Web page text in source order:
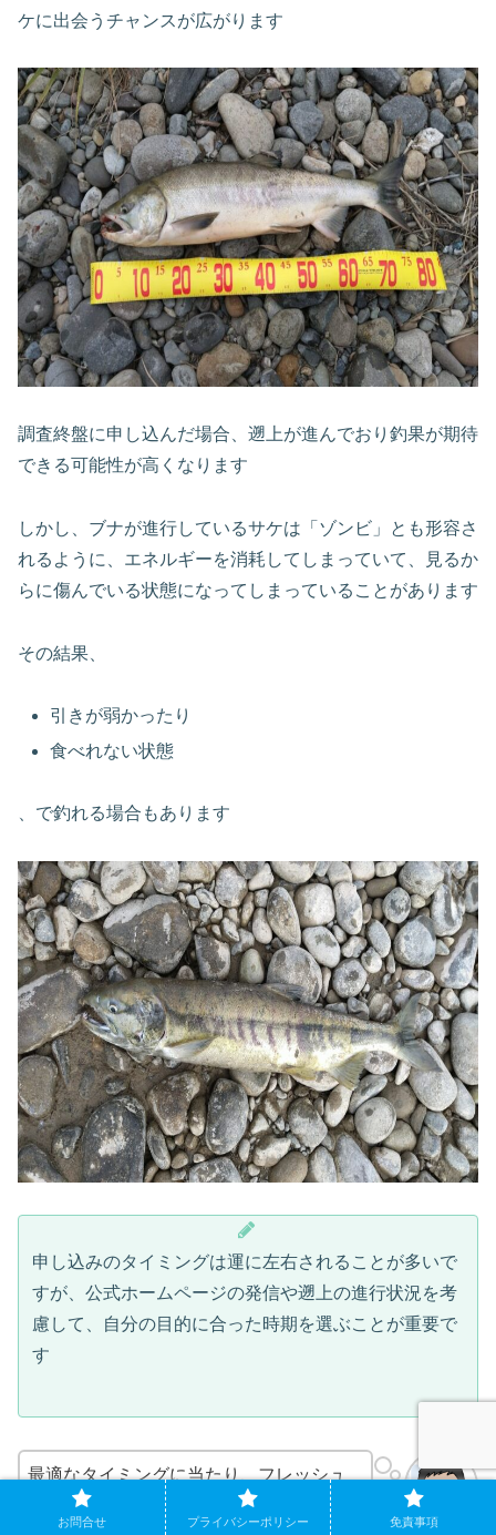
ケに出会うチャンスが広がります
調査終盤に申し込んだ場合、遡上が進んでおり釣果が期待
できる可能性が高くなります
しかし、ブナが進行しているサケは「ゾンビ」とも形容さ
れるように、エネルギーを消耗してしまっていて、見るか
らに傷んでいる状態になってしまっていることがあります
その結果、
引きが弱かったり
食べれない状態
、で釣れる場合もあります
申し込みのタイミングは運に左右されることが多いで
すが、公式ホームページの発信や遡上の進行状況を考
慮して、自分の目的に合った時期を選ぶことが重要で
す
sashimi
最適なタイミングに当たり、フレッシュ
なサケとの出会いを楽しみたいですね
お問合せ プライバシーポリシー 免責事項